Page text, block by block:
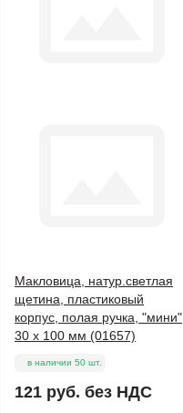
Макловица, натур.светлая
щетина, пластиковый
корпус, полая ручка, "мини"
30 х 100 мм (01657)
в наличии 50 шт.
121 руб. без НДС